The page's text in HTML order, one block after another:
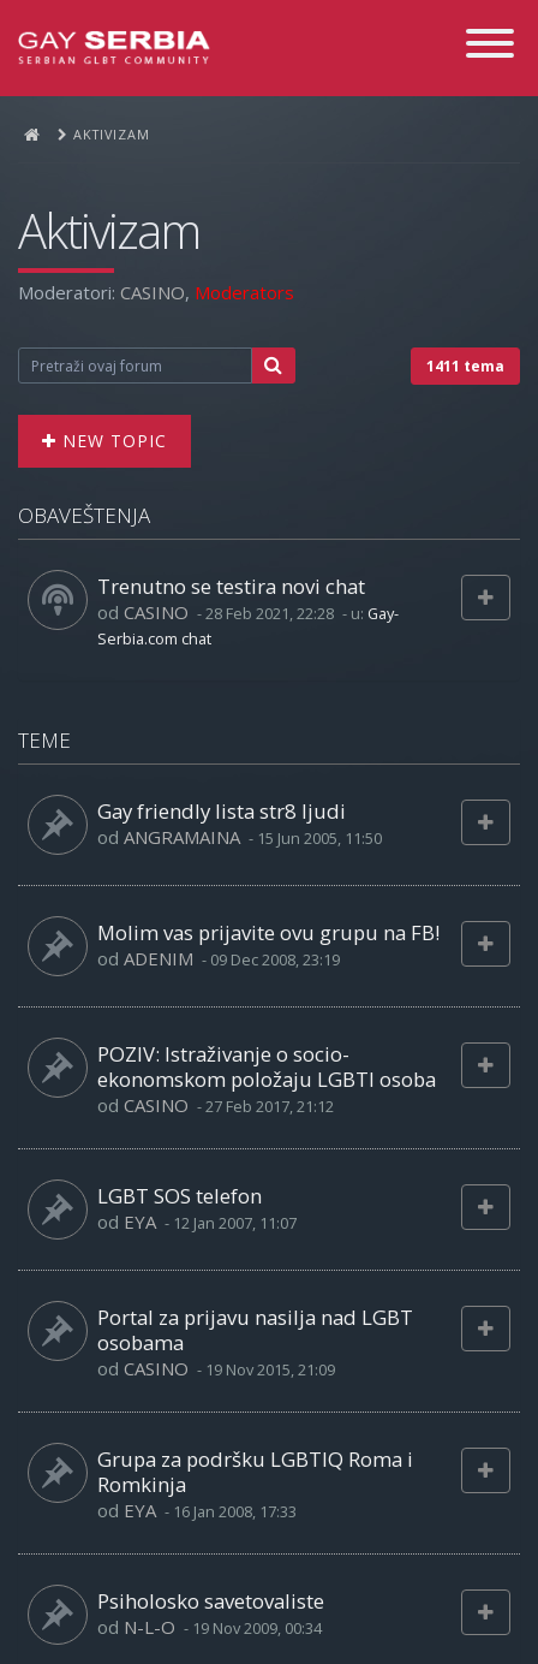
Toggle
AKTIVIZAM
Aktivizam
Moderatori: CASINO, Moderators
1411 tema
NEW TOPIC
OBAVEŠTENJA
Trenutno se testira novi chat
od CASINO -28 Feb 2021, 22:28 - u: Gay-
Serbia.com chat
TEME
Gay friendly lista str8 ljudi
od ANGRAMAINA - 15 Jun 2005, 11:50
Molim vas prijavite ovu grupu na FB!
od ADENIM - 09 Dec 2008, 23:19
POZIV: Istraživanje o socio-
ekonomskom položaju LGBTI osoba
od CASINO -27 Feb 2017, 21:12
LGBT SOS telefon
od EYA - 12 Jan 2007, 11:07
Portal za prijavu nasilja nad LGBT
osobama
od CASINO - 19 Nov 2015, 21:09
Grupa za podršku LGBTIQ Roma i
Romkinja
od EYA - 16 Jan 2008, 17:33
Psiholosko savetovaliste
od N-L-O - 19 Nov 2009, 00:34